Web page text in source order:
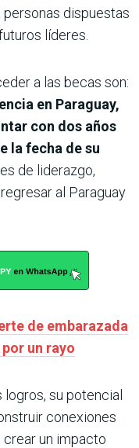
personas dispuestas
líderes.
a las becas son:
en Paraguay,
con dos años
la fecha de su
de liderazgo,
al Paraguay
de embarazada
un rayo
su potencial
conexiones
un impacto